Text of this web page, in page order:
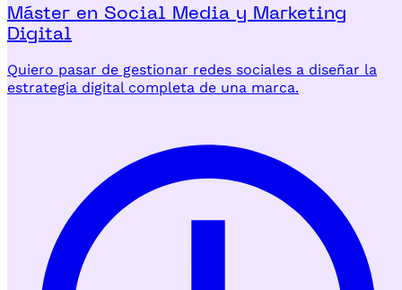
Máster en Social Media y Marketing
Digital
Quiero pasar de gestionar redes sociales a diseñar la
estrategia digital completa de una marca.